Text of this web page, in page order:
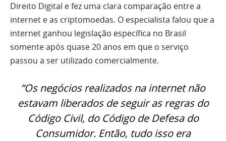
Direito Digital e fez uma clara comparação entre a
internet e as criptomoedas. O especialista falou que a
internet ganhou legislação específica no Brasil
somente após quase 20 anos em que o serviço
passou a ser utilizado comercialmente.
“Os negócios realizados na internet não
estavam liberados de seguir as regras do
Código Civil, do Código de Defesa do
Consumidor. Então, tudo isso era